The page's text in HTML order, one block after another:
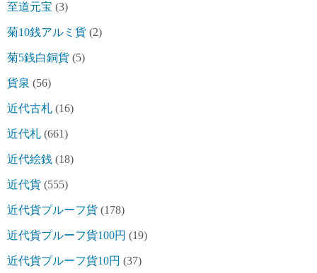
至道元宝 (3)
菊10銭アルミ貨 (2)
菊5銭白銅貨 (5)
貨泉 (56)
近代古札 (16)
近代札 (661)
近代絵銭 (18)
近代貨 (555)
近代貨プルーフ貨 (178)
近代貨プルーフ貨100円 (19)
近代貨プルーフ貨10円 (37)